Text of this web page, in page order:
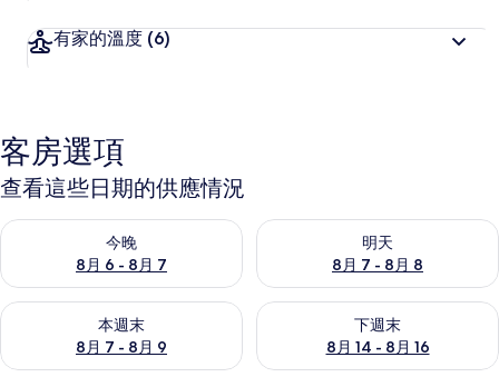
有家的溫度 (6)
客房選項
查看這些日期的供應情況
今晚
8月 6 - 8月 7
查看今晚 (8月 6 - 8月 7) 的供應情況
明天
8月 7 - 8月 8
查看明天 (8月 7 - 8月 8) 的供
本週末
8月 7 - 8月 9
查看本週末 (8月 7 - 8月 9) 的供應情況
下週末
8月 14 - 8月 16
查看下週末 (8月 14 - 8月 16)